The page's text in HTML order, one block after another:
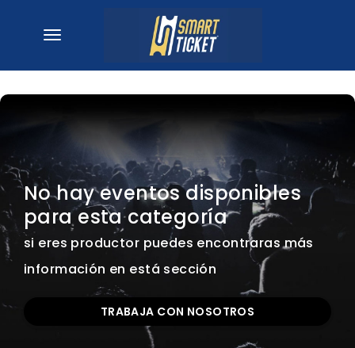
desplegar navegación
No hay eventos disponibles
para esta categoría
si eres productor puedes encontraras más
información en está sección
TRABAJA CON NOSOTROS